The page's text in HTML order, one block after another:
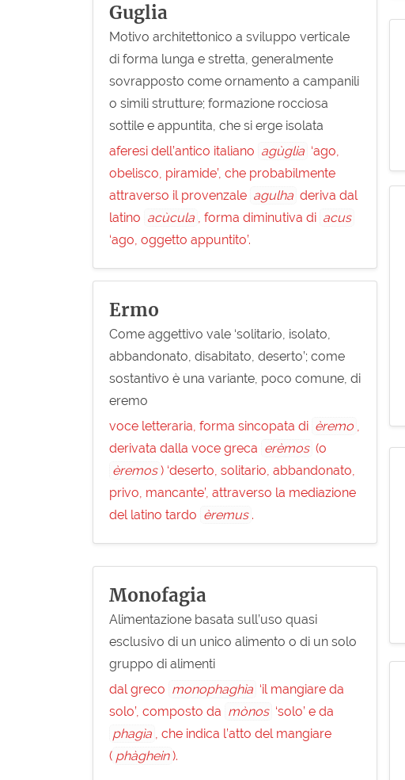
Guglia
Motivo architettonico a sviluppo verticale
di forma lunga e stretta, generalmente
sovrapposto come ornamento a campanili
o simili strutture; formazione rocciosa
sottile e appuntita, che si erge isolata
aferesi dell’antico italiano agùglia ‘ago,
obelisco, piramide’, che probabilmente
attraverso il provenzale agulha deriva dal
latino acùcula , forma diminutiva di acus
‘ago, oggetto appuntito’.
Ermo
Come aggettivo vale ‘solitario, isolato,
abbandonato, disabitato, deserto’; come
sostantivo è una variante, poco comune, di
eremo
voce letteraria, forma sincopata di èremo
derivata dalla voce greca erèmos (o
èremos ) ‘deserto, solitario, abbandonato,
privo, mancante’, attraverso la mediazione
del latino tardo èremus .
Monofagia
Alimentazione basata sull’uso quasi
esclusivo di un unico alimento o di un solo
gruppo di alimenti
dal greco monophaghìa ‘il mangiare da
solo’, composto da mònos ‘solo’ e da
phagìa
, che indica l’atto del mangiare
( phàghein ).